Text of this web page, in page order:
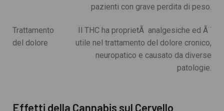
pazienti con grave perdita di peso.
Trattamento
del dolore
Il THC ha proprietÃ analgesiche ed Ã¨
utile nel trattamento del dolore cronico,
neuropatico e causato da diverse
patologie.
Effetti della Cannabis sul Cervello